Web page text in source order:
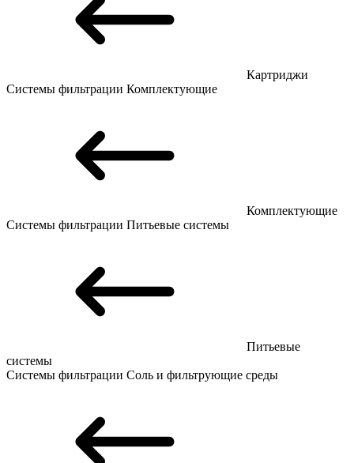
Картриджи
Системы фильтрации Комплектующие
Комплектующие
Системы фильтрации Питьевые системы
Питьевые
системы
Системы фильтрации Соль и фильтрующие среды